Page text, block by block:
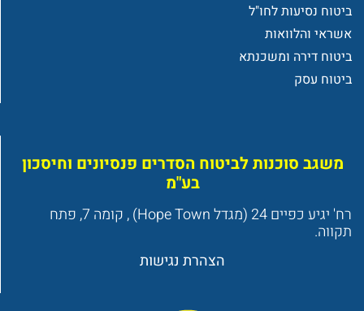
ביטוח נסיעות לחו"ל
אשראי והלוואות
ביטוח דירה ומשכנתא
ביטוח עסק
משגב סוכנות לביטוח הסדרים פנסיונים וחיסכון
בע"מ
רח' יגיע כפיים 24 (מגדל Hope Town) , קומה 7, פתח
תקווה.
הצהרת נגישות